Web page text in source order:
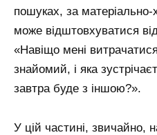
пошуках, за матеріально-
може відштовхуватися
«Навіщо мені
знайомий, і яка
завтра буде з іншою?».
У цій частині, звичайно,